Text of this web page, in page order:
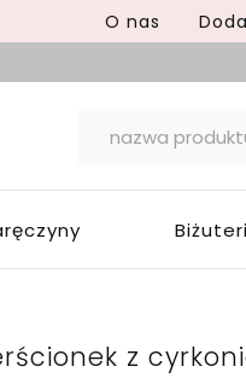
O nas
z